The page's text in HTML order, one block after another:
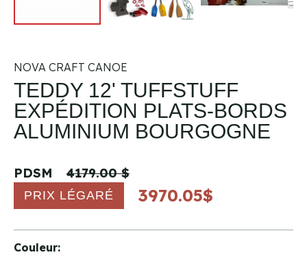
NOVA CRAFT CANOE
TEDDY 12' TUFFSTUFF
EXPÉDITION PLATS-BORDS
ALUMINIUM BOURGOGNE
PDSM 4179.00 $
PRIX LÉGARÉ 3970.05$
Couleur: